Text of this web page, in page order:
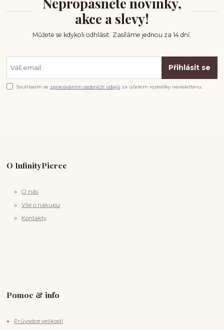
akce a slevy!
Můžete se kdykoli odhlásit. Zasíláme jednou za 14 dní.
Přihlásit se
Souhlasím se zpracováním osobních údajů za účelem rozesílky newsletteru.
O InfinityPierce
O nás
Vše o nákupu
Kontakty
Pomoc & info
Průvodce velikostí